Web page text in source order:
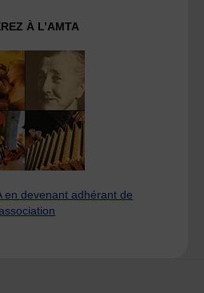
À L’AMTA
en devenant adhérant de